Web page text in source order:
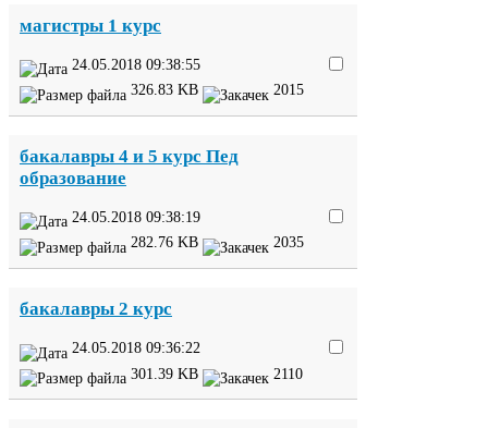
магистры 1 курс
24 05 2018 09:38:55
326 83 KB 2015
бакалавры 4 и 5 курс Пед
образование
24 05 2018 09:38:19
282.76 KB 2035
бакалавры 2 курс
24.05.2018 09:36:22
301 39 KB 2110